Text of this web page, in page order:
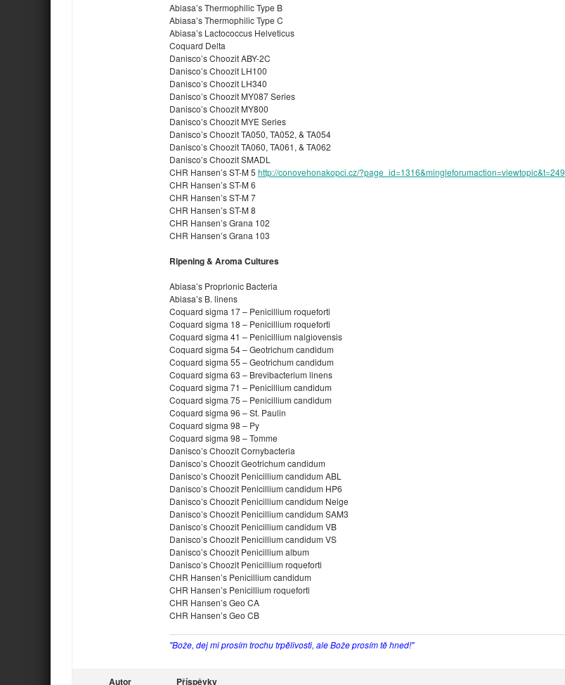
Abiasa’s Thermophilic Type B
Abiasa’s Thermophilic Type C
Abiasa’s Lactococcus Helveticus
Coquard Delta
Danisco’s Choozit ABY-2C
Danisco’s Choozit LH100
Danisco’s Choozit LH340
Danisco’s Choozit MY087 Series
Danisco’s Choozit MY800
Danisco’s Choozit MYE Series
Danisco’s Choozit TA050, TA052, & TA054
Danisco’s Choozit TA060, TA061, & TA062
Danisco’s Choozit SMADL
CHR Hansen’s ST-M 5 http://conovehonakopci.cz/?page_id=1316&mingleforumaction=viewtopic&t=249
CHR Hansen’s ST-M 6
CHR Hansen’s ST-M 7
CHR Hansen’s ST-M 8
CHR Hansen’s Grana 102
CHR Hansen’s Grana 103
Ripening & Aroma Cultures
Abiasa’s Proprionic Bacteria
Abiasa’s B. linens
Coquard sigma 17 – Penicillium roqueforti
Coquard sigma 18 – Penicillium roqueforti
Coquard sigma 41 – Penicillium nalgiovensis
Coquard sigma 54 – Geotrichum candidum
Coquard sigma 55 – Geotrichum candidum
Coquard sigma 63 – Brevibacterium linens
Coquard sigma 71 – Penicillium candidum
Coquard sigma 75 – Penicillium candidum
Coquard sigma 96 – St. Paulin
Coquard sigma 98 – Py
Coquard sigma 98 – Tomme
Danisco’s Choozit Cornybacteria
Danisco’s Choozit Geotrichum candidum
Danisco’s Choozit Penicillium candidum ABL
Danisco’s Choozit Penicillium candidum HP6
Danisco’s Choozit Penicillium candidum Neige
Danisco’s Choozit Penicillium candidum SAM3
Danisco’s Choozit Penicillium candidum VB
Danisco’s Choozit Penicillium candidum VS
Danisco’s Choozit Penicillium album
Danisco’s Choozit Penicillium roqueforti
CHR Hansen’s Penicillium candidum
CHR Hansen’s Penicillium roqueforti
CHR Hansen’s Geo CA
CHR Hansen’s Geo CB
"Bože, dej mi prosím trochu trpělivosti, ale Bože prosím tě hned!"
Autor Příspěvky